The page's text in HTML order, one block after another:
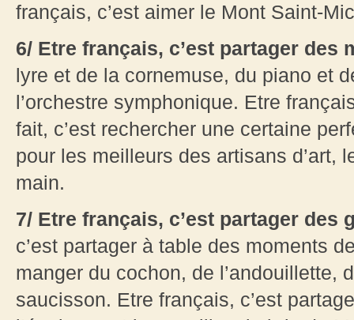
français, c’est aimer le Mont Saint-
6/ Etre français, c’est partager des
lyre et de la cornemuse, du piano et
l’orchestre symphonique. Etre
fait, c’est rechercher une certaine
pour les meilleurs des artisans d’art,
main.
7/ Etre français, c’est partager des
c’est partager à table des moments
manger du cochon, de l’andouillette,
saucisson. Etre français, c’est